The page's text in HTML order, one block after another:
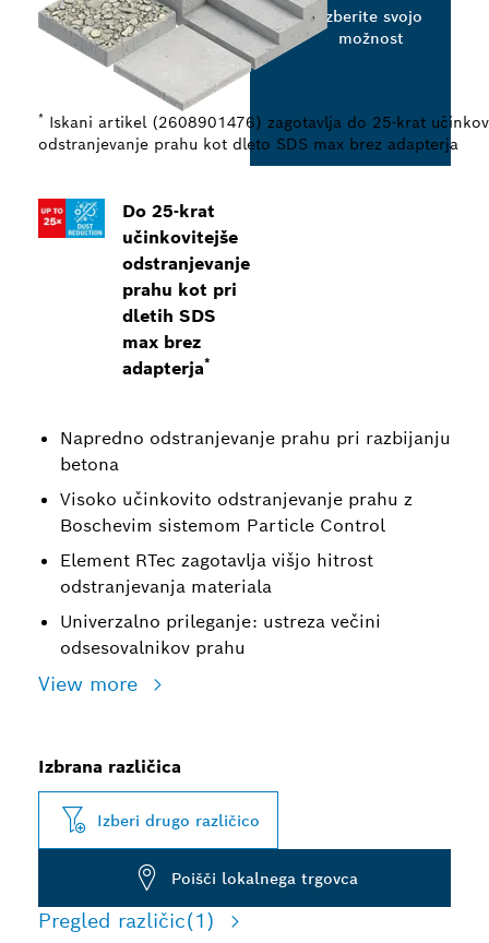
Do 25-krat
učinkovitejše
odstranjevanje
prahu kot pri
dletih SDS
max brez
adapterja*
Napredno odstranjevanje prahu pri razbijanju
betona
Visoko učinkovito odstranjevanje prahu z
Boschevim sistemom Particle Control
Element RTec zagotavlja višjo hitrost
odstranjevanja materiala
Univerzalno prileganje: ustreza večini
odsesovalnikov prahu
View more
* Iskani artikel (2608901476) zagotavlja do 25-krat
odstranjevanje prahu kot dleto SDS max brez adapterja
Izberite svojo
možnost
Izbrana različica
Izberi drugo različico
Poišči lokalnega trgovca
Pregled različic(1)